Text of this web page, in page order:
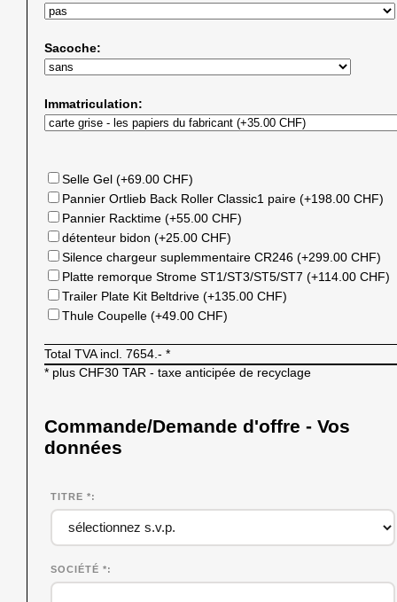
Sacoche:
Immatriculation:
Selle Gel (+69.00 CHF)
Pannier Ortlieb Back Roller Classic1 paire (+198.00 CHF)
Pannier Racktime (+55.00 CHF)
détenteur bidon (+25.00 CHF)
Silence chargeur suplemmentaire CR246 (+299.00 CHF)
Platte remorque Strome ST1/ST3/ST5/ST7 (+114.00 CHF)
Trailer Plate Kit Beltdrive (+135.00 CHF)
Thule Coupelle (+49.00 CHF)
Total TVA incl.7654.- *
* plus CHF30 TAR - taxe anticipée de recyclage
Commande/Demande d'offre - Vos
données
TITRE *
SOCIÉTÉ*